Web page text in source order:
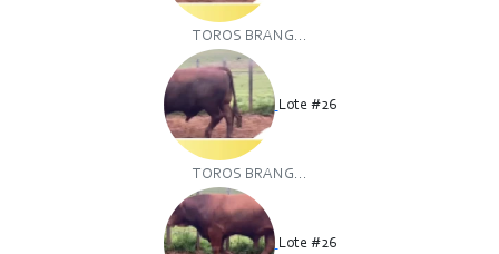
TOROS BRANG...
Lote #26
TOROS BRANG...
Lote #26